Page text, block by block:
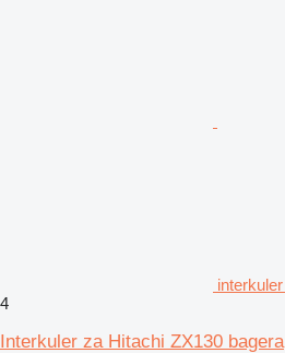
4
Interkuler za Hitachi ZX130 bagera